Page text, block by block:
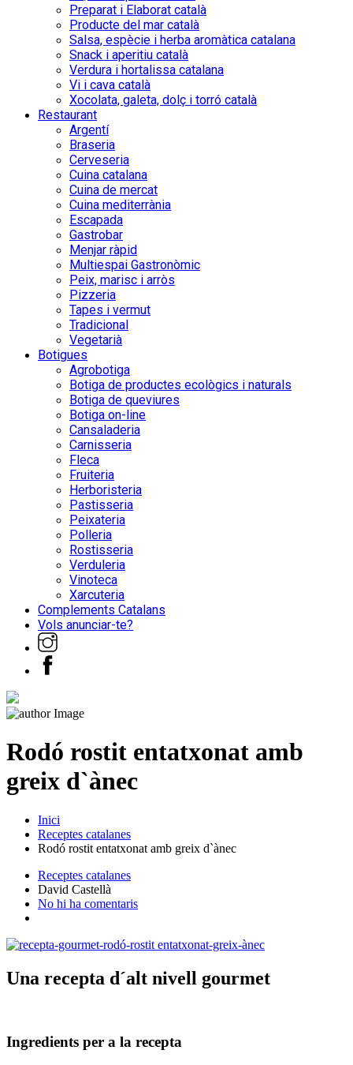
Preparat i Elaborat català
Producte del mar català
Salsa, espècie i herba aromàtica catalana
Snack i aperitiu català
Verdura i hortalissa catalana
Vi i cava català
Xocolata, galeta, dolç i torró català
Restaurant
Argentí
Braseria
Cerveseria
Cuina catalana
Cuina de mercat
Cuina mediterrània
Escapada
Gastrobar
Menjar ràpid
Multiespai Gastronòmic
Peix, marisc i arròs
Pizzeria
Tapes i vermut
Tradicional
Vegetarià
Botigues
Agrobotiga
Botiga de productes ecològics i naturals
Botiga de queviures
Botiga on-line
Cansaladeria
Carnisseria
Fleca
Fruiteria
Herboristeria
Pastisseria
Peixateria
Polleria
Rostisseria
Verduleria
Vinoteca
Xarcuteria
Complements Catalans
Vols anunciar-te?
Rodó rostit entatxonat amb
greix d`ànec
Inici
Receptes catalanes
Rodó rostit entatxonat amb greix d`ànec
Receptes catalanes
David Castellà
No hi ha comentaris
Una recepta d´alt nivell gourmet
Ingredients per a la recepta